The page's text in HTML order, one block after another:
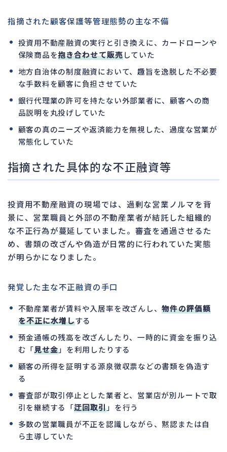
指摘された顧客保護等管理態勢の主な不備
投資用不動産融資の実行と引き換えに、カードローンや
保険商品を抱き合わせて販売していた
地方自治体の制度融資において、趣旨を逸脱した不必要
な手数料を顧客に負担させていた
銀行代理業の許可を持たない外部業者に、顧客への商
品説明を丸投げしていた
顧客の真のニーズや返済能力を無視した、過度な営業が
常態化していた
指摘された具体的な不正融資等
投資用不動産融資の現場では、過剰な営業ノルマを背
景に、営業職員と外部の不動産業者が結託した組織的
な不正行為が蔓延していました。審査を通過させるた
め、書類の改ざんや偽造が日常的に行われていた実態
が明らかになりました。
発覚した主な不正融資の手口
不動産業者が賃料や入居率を改ざんし、物件の評価額
を不正に水増しする
預金通帳の残高を改ざんしたり、一時的に資金を振り込
む「見せ金」を利用したりする
顧客の所得を証明する源泉徴収票などの書類を偽造す
る
審査部が取引停止とした業者と、営業店が別ルートで取
引を継続する「迂回取引」を行う
多数の営業職員が不正を認識しながら、黙認または自
ら主導していた